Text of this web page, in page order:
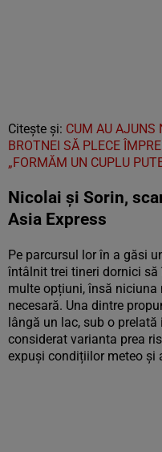
Citește și: CUM AU AJUNS
BROTNEI SĂ PLECE
„FORMĂM UN CUPLU
Nicolai și Sorin,
Asia Express
Pe parcursul lor în a găsi
întâlnit trei tineri dornici să
multe opțiuni, însă niciuna
necesară. Una dintre
lângă un lac, sub o
considerat varianta prea
expuși condițiilor meteo și